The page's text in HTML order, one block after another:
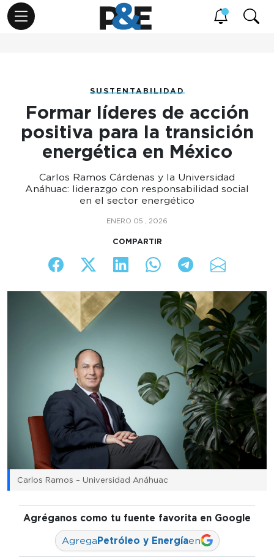
SUSTENTABILIDAD
Formar líderes de acción
positiva para la transición
energética en México
Carlos Ramos Cárdenas y la Universidad
Anáhuac: liderazgo con responsabilidad social
en el sector energético
ENERO 05 , 2026
COMPARTIR
Carlos Ramos – Universidad Anáhuac
Agréganos como tu fuente favorita en Google
AgregaPetróleo y Energíaen